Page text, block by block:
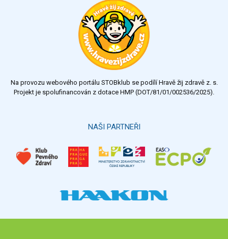
Na provozu webového portálu STOBklub se podílí Hravě žij zdravě z. s.
Projekt je spolufinancován z dotace HMP (DOT/81/01/002536/2025).
NAŠI PARTNEŘI